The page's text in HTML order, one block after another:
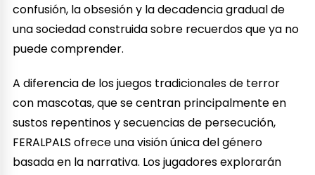
confusión, la obsesión y la decadencia gradual de
una sociedad construida sobre recuerdos que ya no
puede comprender.
A diferencia de los juegos tradicionales de terror
con mascotas, que se centran principalmente en
sustos repentinos y secuencias de persecución,
FERALPALS ofrece una visión única del género
basada en la narrativa. Los jugadores explorarán